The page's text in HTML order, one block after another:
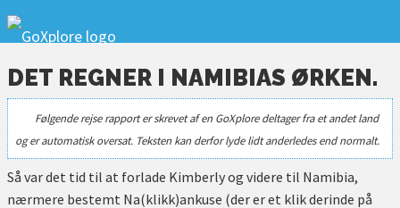
DET REGNER I NAMIBIAS ØRKEN.
Følgende rejse rapport er skrevet af en GoXplore deltager fra et andet land
og er automatisk oversat. Teksten kan derfor lyde lidt anderledes end normalt.
Så var det tid til at forlade Kimberly og videre til Namibia,
nærmere bestemt Na(klikk)ankuse (der er et klik derinde på